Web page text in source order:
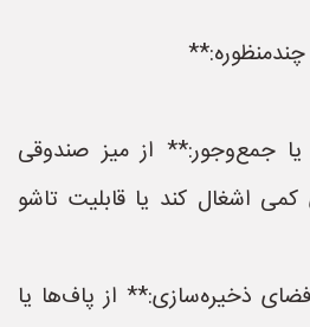
جمع‌وجور:** از میز صندوقی
اشغال کند یا قابلیت تاشو
ذخیره‌سازی:** از پاف‌ها یا